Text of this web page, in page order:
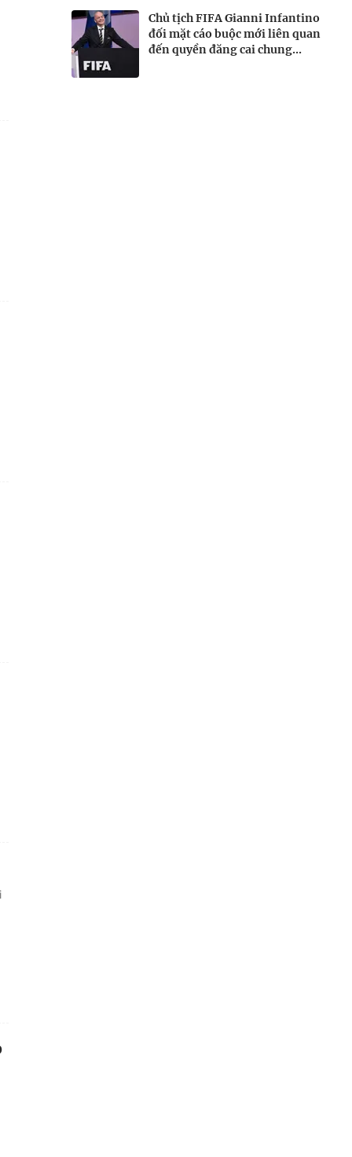
Chủ tịch FIFA Gianni Infantino
đối mặt cáo buộc mới liên quan
đến quyền đăng cai chung...